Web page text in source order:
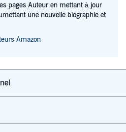
pages Auteur en mettant à jour
une nouvelle biographie et
Amazon